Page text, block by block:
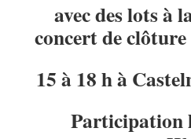
avec des lots à
concert de
15 à 18 h à
Participation